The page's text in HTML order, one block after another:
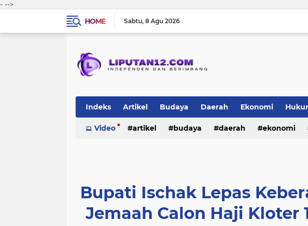
- -->
HOME
Sabtu 8 Agu 2026
Indeks Artikel Budaya Daerah Ekonomi
Peristiwa Politik TNI-Polri sosial
Video artikel budaya daerah ekonomi
Bupati Ischak Lepas
Jemaah Calon Haji Kloter